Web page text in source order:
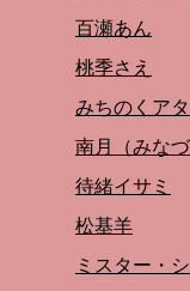
百瀬あん
桃季さえ
みちのくアタ
南月（みな
待緒イサミ
松基羊
ミスター・